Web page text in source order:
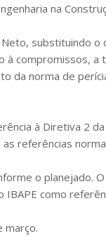
na
substituindo o
à compromissos, a
da norma de
à Diretiva 2
referências
o planejado.
como
março.